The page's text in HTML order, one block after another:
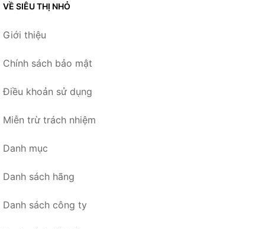
VỀ SIÊU THỊ NHỎ
Giới thiệu
Chính sách bảo mật
Điều khoản sử dụng
Miễn trừ trách nhiệm
Danh mục
Danh sách hãng
Danh sách công ty